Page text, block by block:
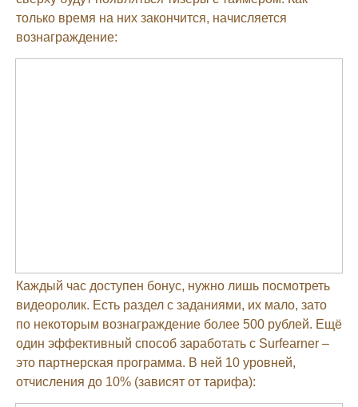
только время на них закончится, начисляется
вознаграждение:
Каждый час доступен бонус, нужно лишь посмотреть
видеоролик. Есть раздел с заданиями, их мало, зато
по некоторым вознаграждение более 500 рублей. Ещё
один эффективный способ заработать с Surfearner –
это партнерская программа. В ней 10 уровней,
отчисления до 10% (зависят от тарифа):